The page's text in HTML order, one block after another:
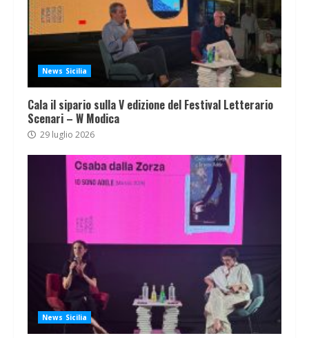
News Sicilia
Cala il sipario sulla V edizione del Festival Letterario
Scenari – W Modica
29 luglio 2026
News Sicilia